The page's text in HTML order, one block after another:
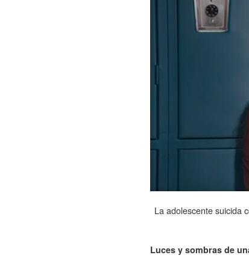
La adolescente suicida
Luces y sombras de